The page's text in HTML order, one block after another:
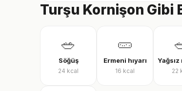
Turşu Kornişon Gibi
🥗
Söğüş
24 kcal
🥒
Ermeni hıyarı
16 kcal 22